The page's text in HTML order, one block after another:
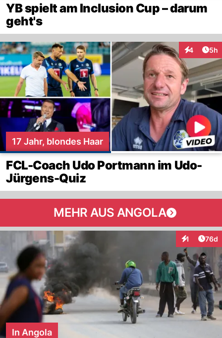
YB spielt am Inclusion Cup – darum
geht's
4 5h
17 Jahr, blondes Haar
FCL-Coach Udo Portmann im Udo-
Jürgens-Quiz
MEHR AUS ANGOLA
1 76d
In Angola